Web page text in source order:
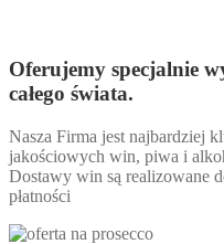
Oferujemy specjalnie
całego świata.
Nasza Firma jest najbardziej
jakościowych win, piwa i
Dostawy win są realizowane
płatności